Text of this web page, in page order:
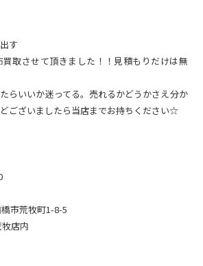
す
買取させて頂きました！！見積もりだけは無
らいいか迷ってる。売れるかどうかさえ分か
ございましたら当店までお持ちください☆
市荒牧町1-8-5
店内